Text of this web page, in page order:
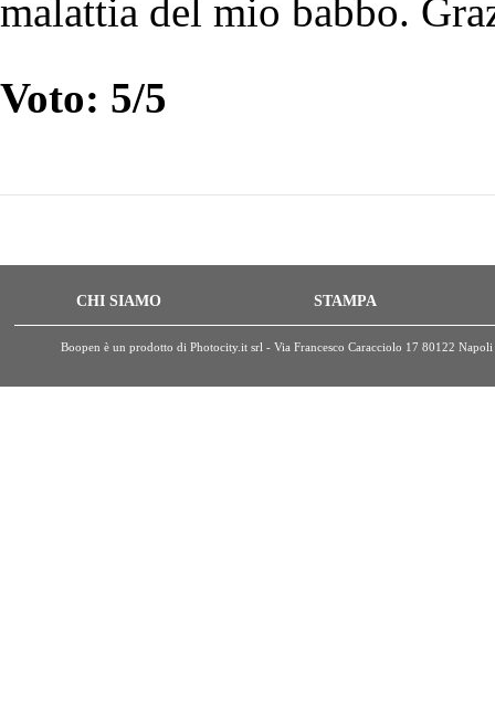
malattia del mio babbo.
Voto: 5/5
CHI SIAMO STAMPA
Boopen è un prodotto di Photocity.it srl - Via Francesco Caracciolo 17 80122